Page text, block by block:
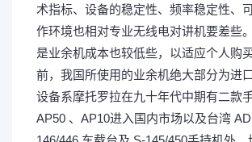
术指标、设备的稳定性、频率稳定性、
作环境也相对专业无线电对讲机要差些
是业余机成本也较低些，以适应个人购
前，我国所使用的业余机绝大部分为进
设备系摩托罗拉在九十年代中期有二款
AP50 、AP10进入国内市场以及台湾